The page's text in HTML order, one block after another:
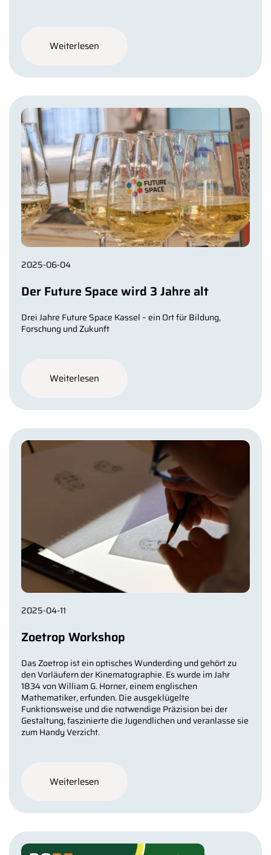
Weiterlesen
2025-06-04
Der Future Space wird 3 Jahre alt
Drei Jahre Future Space Kassel – ein Ort für Bildung,
Forschung und Zukunft
Weiterlesen
2025-04-11
Zoetrop Workshop
Das Zoetrop ist ein optisches Wunderding und gehört zu
den Vorläufern der Kinematographie. Es wurde im Jahr
1834 von William G. Horner, einem englischen
Mathematiker, erfunden. Die ausgeklügelte
Funktionsweise und die notwendige Präzision bei der
Gestaltung, faszinierte die Jugendlichen und veranlasse sie
zum Handy Verzicht.
Weiterlesen